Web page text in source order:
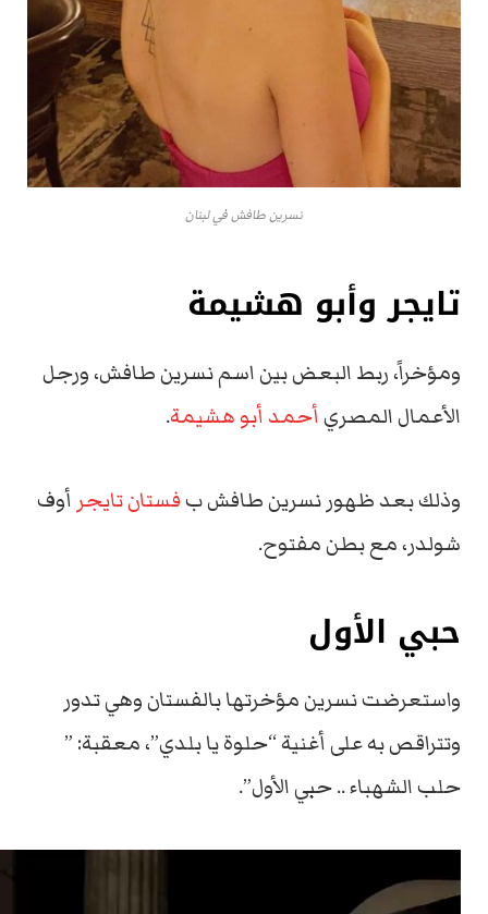
نسرين طافش في لبنان
تايجر وأبو هشيمة
ومؤخراً، ربط البعض بين اسم نسرين طافش، ورجل
الأعمال المصريأحمد أبو هشيمة.
وذلك بعد ظهور نسرين طافش بفستان تايجر أوف
شولدر، مع بطن مفتوح.
حبي الأول
واستعرضت نسرين مؤخرتها بالفستان وهي تدور
وتتراقص به على أغنية “حلوة يا بلدي”، معقبة: ”
حلب الشهباء .. حبي الأول”.